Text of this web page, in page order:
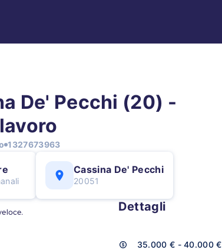
De' Pecchi (20) -
1327673963
Cassina De' Pecchi
20051
Dettagli
35.000 € - 40.000 €